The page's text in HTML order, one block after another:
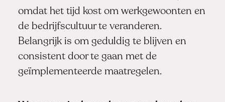
omdat het tijd kost om werkgewoonten en
de bedrijfscultuur te veranderen.
Belangrijk is om geduldig te blijven en
consistent door te gaan met de
geïmplementeerde maatregelen.